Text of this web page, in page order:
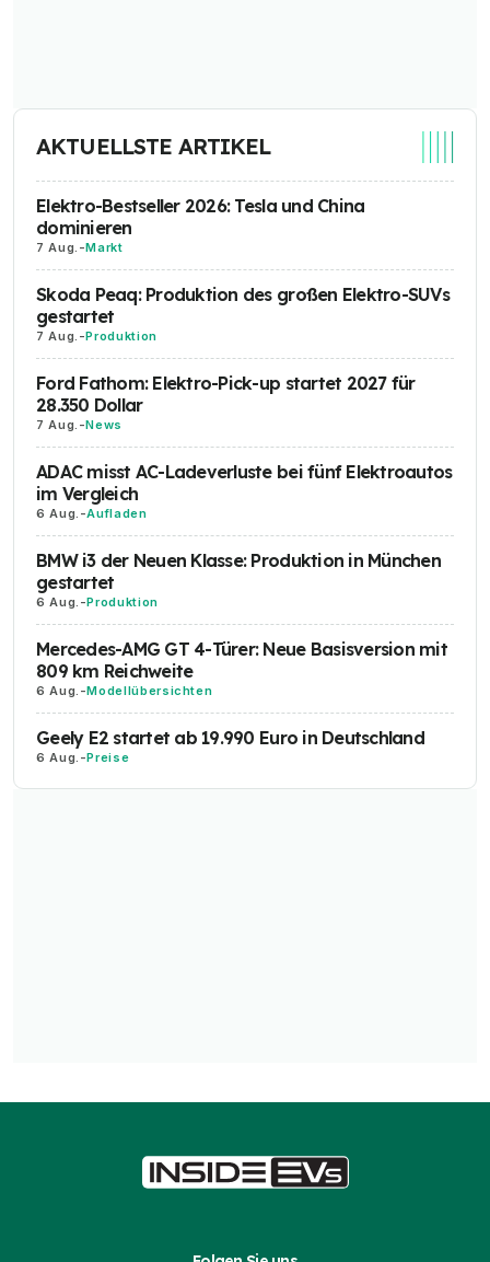
AKTUELLSTE ARTIKEL
Elektro-Bestseller 2026: Tesla und China
dominieren
7 Aug. -Markt
Skoda Peaq: Produktion des großen Elektro-SUVs
gestartet
7 Aug. -Produktion
Ford Fathom: Elektro-Pick-up startet 2027 für
28.350 Dollar
7 Aug. -News
ADAC misst AC-Ladeverluste bei fünf Elektroautos
im Vergleich
6 Aug. -Aufladen
BMW i3 der Neuen Klasse: Produktion in München
gestartet
6 Aug. -Produktion
Mercedes-AMG GT 4-Türer: Neue Basisversion mit
809 km Reichweite
6 Aug. -Modellübersichten
Geely E2 startet ab 19.990 Euro in Deutschland
6 Aug. -Preise